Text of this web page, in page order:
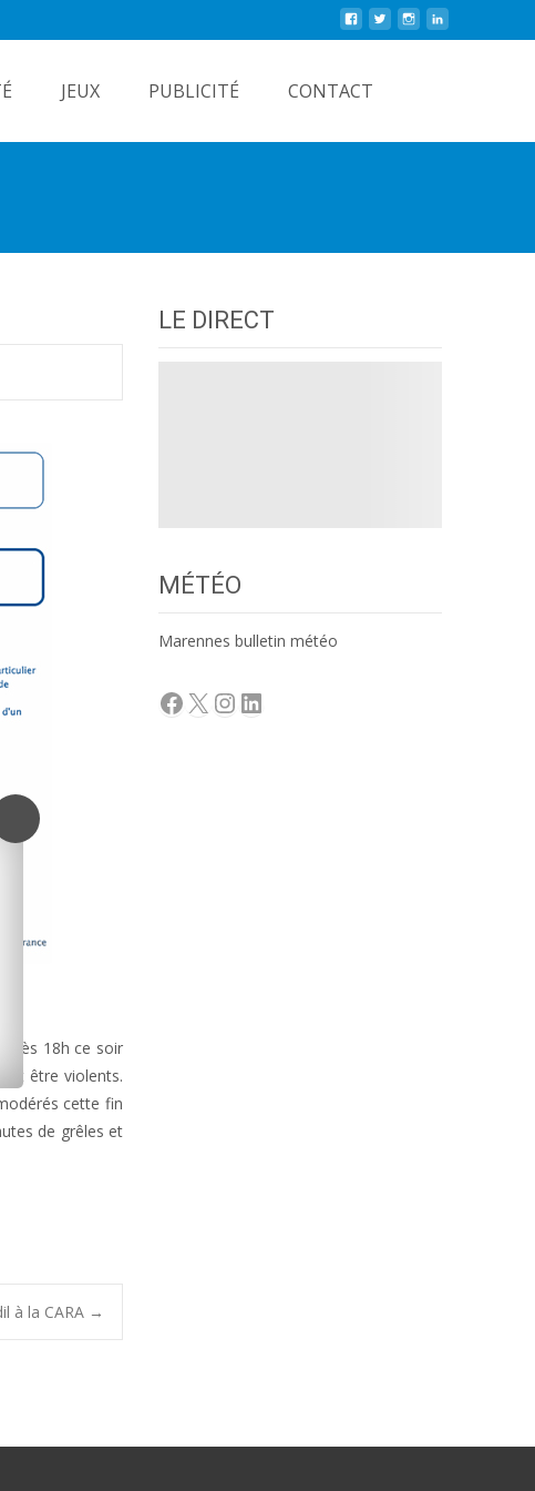
JEUX PUBLICITÉ CONTACT
dès 18h ce soir
être violents.
cette fin
de grêles et
à la CARA →
LE DIRECT
MÉTÉO
Marennes bulletin météo
Facebook
X Instagram
LinkedIn